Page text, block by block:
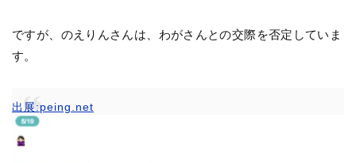
ですが、のえりんさんは、わがさんとの交際を否定していま
す。
出展:peing.net